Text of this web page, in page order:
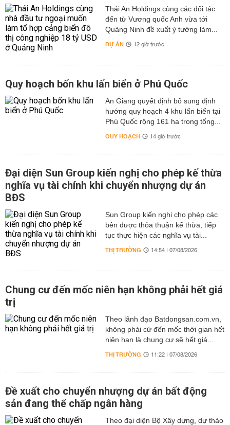
Thái An Holdings cùng các đối tác
đến từ Vương quốc Anh vừa tới
Quảng Ninh đề xuất ý tưởng làm...
DỰ ÁN 12 giờ trước
Quy hoạch bốn khu lấn biển ở Phú Quốc
An Giang quyết định bổ sung định
hướng quy hoạch 4 khu lấn biển tại
Phú Quốc rộng 161 ha trong tổng...
QUY HOẠCH 14 giờ trước
Đại diện Sun Group kiến nghị cho phép kế thừa
nghĩa vụ tài chính khi chuyển nhượng dự án
BĐS
Sun Group kiến nghị cho phép các
bên được thỏa thuận kế thừa, tiếp
tục thực hiện các nghĩa vụ tài...
THỊ TRƯỜNG 14:54 | 07/08/2026
Chung cư đến mốc niên hạn không phải hết giá
trị
Theo lãnh đạo Batdongsan.com.vn,
không phải cứ đến mốc thời gian hết
niên hạn là chung cư sẽ hết giá...
THỊ TRƯỜNG 11:22 | 07/08/2026
Đề xuất cho chuyển nhượng dự án bất động
sản đang thế chấp ngân hàng
Theo đại diện Bộ Xây dựng, dự thảo